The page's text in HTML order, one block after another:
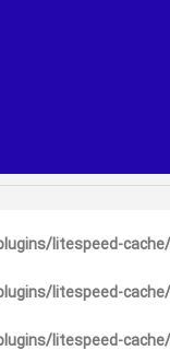
litespeed-
litespeed-
litespeed-